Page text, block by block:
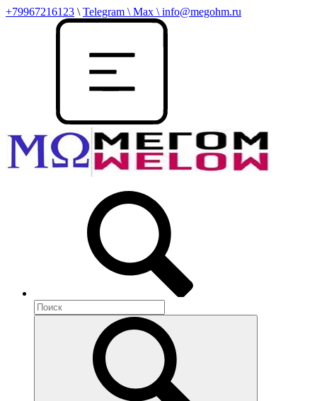
+79967216123 \ Telegram \ Max \ info@megohm.ru